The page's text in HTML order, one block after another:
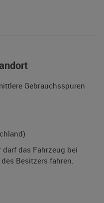
Gebrauchsspuren
darf das Fahrzeug bei
Besitzers fahren.